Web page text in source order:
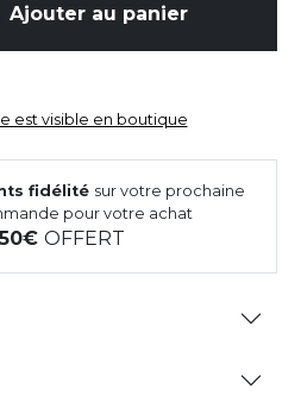
Ajouter au panier
est visible en boutique
fidélité sur votre prochaine
pour votre achat
OFFERT